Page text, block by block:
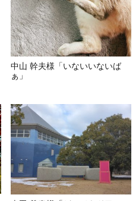
中山 幹夫様「いないいないば
ぁ」